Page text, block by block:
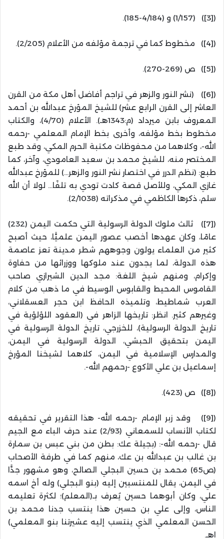
([3]) (1/157) و (4/184-185).
([4]) مخطوط كما في ترجمة مؤلفه من الأعلام (2/205).
([5]) ص (269-270).
([6]) (نشر النور والزهر في تراجم أفاضل أهل مكة من القرن
العاشر إلى القرن الرابع عشر) للشيخ المؤرخ عبدالله بن أحمد
المعروف بابن ميرداد (م:1343هـ). الأعلام (4/70)، والكتاب
مخطوط بخط مؤلفه، وأخرى بخط الإمام المعلمي -رحمه
الله-، وكلاهما من محفوظات مكتبة الحرم المكي، وقد طبع
المختصر منه، للشيخ محمد بن سعيد العامودي، وآخر، كما
طبع: (نظم الدرر في اختصار نشر النور والزهر…) للمؤرخ عبدالله
غازي المكي، وللأصل قصة كادت تودي به تلفًا… لولا أن الله
سلم، ذكرها الكاظمي في مذكراته (2/1038).
([7]) ثالث ملوك الدولة الرسولية التي حكمت اليمن (232)
عامًا، وكان عهدها أخصب عصور اليمن علميًّا، حيث أصبح
كثير من العلماء يولون وجوههم شطر مدينة تعز عاصمة
هذه الدولة، لما يجدون عند ملوكها ووزرائها من حفاوة
وإكرام، ومنهم شيخ اللغة: مجد الدين الشيرازي صاحب
القاموس المحيط والقابوس الوسيط في ما ذهب من كلام
العرب شماطيط، وتلميذه الحافظ ابن حجر العسقلاني،
وغيرهم كثير. انظر: تاريخها الزاهر في (العقود اللؤلؤية في
تاريخ الدولة الرسولية)، للخزرجي، تاريخ الدولة الرسولية في
اليمن بتحقيق الحبشي، الدولة الرسولية في اليمن،
والمدارس الإسلامية في اليمن، كلاهما لشيخنا المؤرخ
إسماعيل بن علي الأكوع -رحمهم الله-.
([8]) ص (423).
([9]) وقد زبر الإمام -رحمه الله- هذا التقرير في تحقيقه
لكتاب الأنساب للسمعاني (2/93) عند حرف الباء مع الجيم
قال -رحمه الله-: (بجيلة عك: بطن من بني عبس بن سمارة
بن غالب بن عبدالله بن عك، منهم كما في طرفة الأصحاب
(ص65) محمد بن حسين البجلي الصالح، وهو مشهور جدًّا
في اليمن، يقال للمنتسبين إليه (بنو البجلي) وله أخ اسمه
علي، وكان أبوهما حسين يُعرف بـ(المعلم)؛ لكثرة تعليمه
الناس، وإلى علي بن حسين هذا ينتسب جدنا محمد بن
الحسن المعلمي الذي ينتسب إليه عشيرتنا بنو المعلمي)
اهـ.